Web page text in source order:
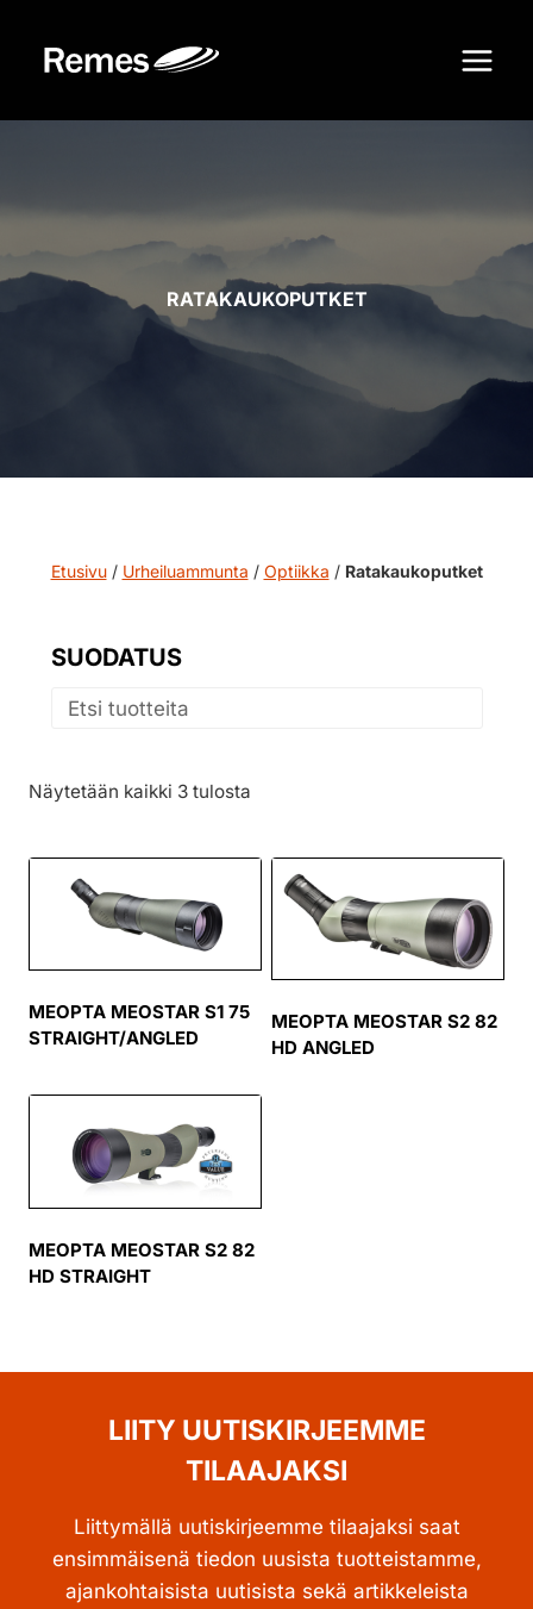
sisältöön
RATAKAUKOPUTKET
Näytetään kaikki 3 tulosta
MEOPTA MEOSTAR S1 75
STRAIGHT/ANGLED
MEOPTA MEOSTAR S2 82
HD ANGLED
MEOPTA MEOSTAR S2 82
HD STRAIGHT
Etusivu/ Urheiluammunta / Optiikka / Ratakaukoputket
SUODATUS
LIITY UUTISKIRJEEMME
TILAAJAKSI
Liittymällä uutiskirjeemme tilaajaksi saat
ensimmäisenä tiedon uusista tuotteistamme,
ajankohtaisista uutisista sekä artikkeleista